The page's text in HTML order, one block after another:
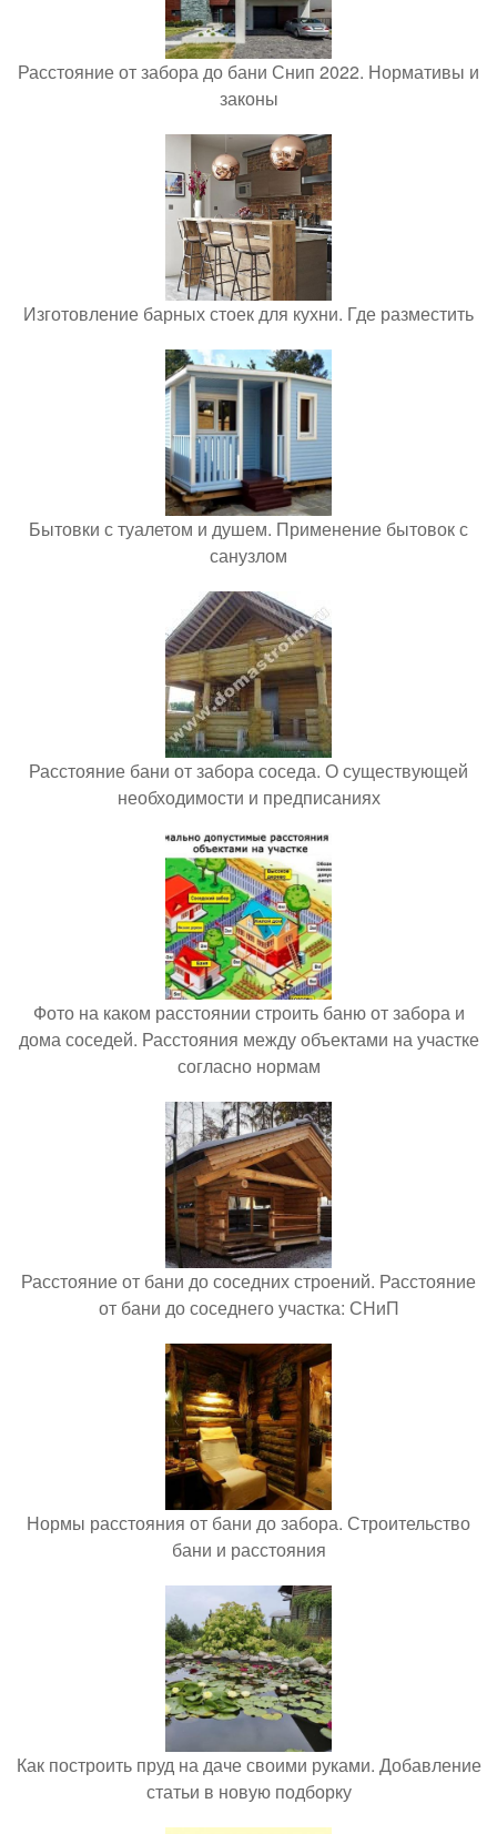
Расстояние от забора до бани Снип 2022. Нормативы и
законы
Изготовление барных стоек для кухни. Где разместить
Бытовки с туалетом и душем. Применение бытовок с
санузлом
Расстояние бани от забора соседа. О существующей
необходимости и предписаниях
Фото на каком расстоянии строить баню от забора и
дома соседей. Расстояния между объектами на участке
согласно нормам
Расстояние от бани до соседних строений. Расстояние
от бани до соседнего участка: СНиП
Нормы расстояния от бани до забора. Строительство
бани и расстояния
Как построить пруд на даче своими руками. Добавление
статьи в новую подборку